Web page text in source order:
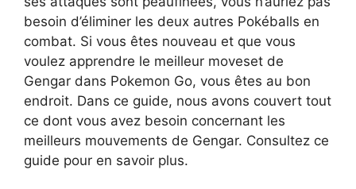
besoin d’éliminer les deux autres Pokéballs en
combat. Si vous êtes nouveau et que vous
voulez apprendre le meilleur moveset de
Gengar dans Pokemon Go, vous êtes au bon
endroit. Dans ce guide, nous avons couvert tout
ce dont vous avez besoin concernant les
meilleurs mouvements de Gengar. Consultez ce
guide pour en savoir plus.